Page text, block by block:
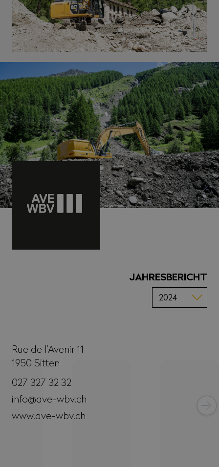
Rue de l’Avenir 11
1950 Sitten
027 327 32 32
info@ave-wbv.ch
www.ave-wbv.ch
JAHRESBERICHT